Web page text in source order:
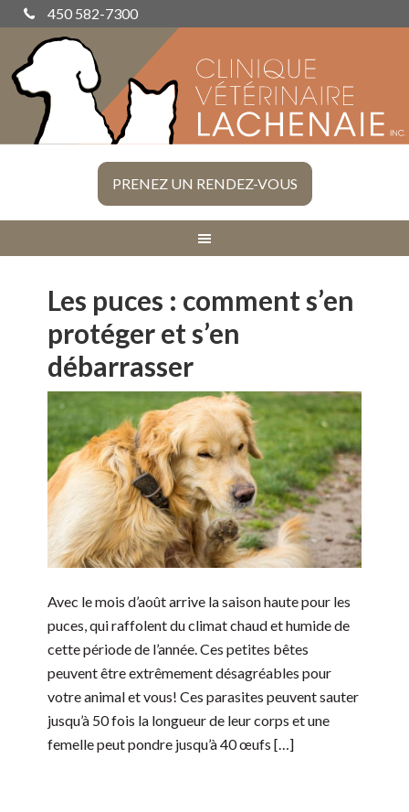
450 582-7300
PRENEZ UN RENDEZ-VOUS
Les puces : comment s’en
protéger et s’en
débarrasser
Avec le mois d’août arrive la saison haute pour les
puces, qui raffolent du climat chaud et humide de
cette période de l’année. Ces petites bêtes
peuvent être extrêmement désagréables pour
votre animal et vous! Ces parasites peuvent sauter
jusqu’à 50 fois la longueur de leur corps et une
femelle peut pondre jusqu’à 40 œufs […]